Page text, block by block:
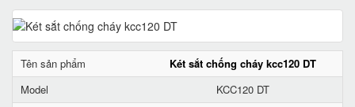
Tên sản phẩm
Két sắt chống cháy kcc120 DT
Model
KCC120 DT